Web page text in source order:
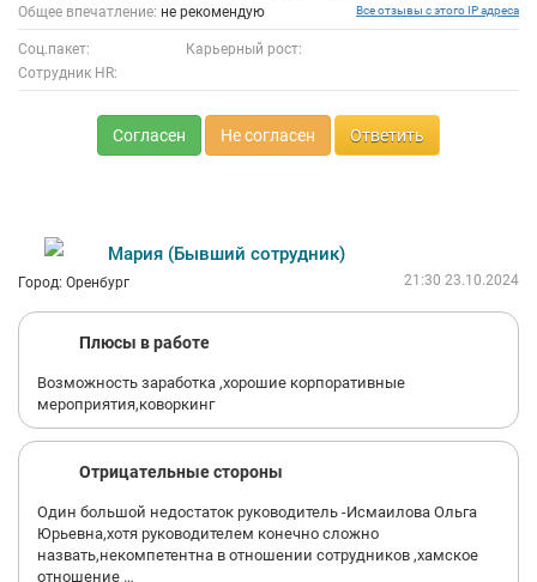
Общее впечатление: не рекомендую Все отзывы с этого IP адреса
Соц.пакет:
Карьерный рост:
Сотрудник HR:
Согласен Не согласен Ответить
Мария (Бывший сотрудник)
Город: Оренбург 21:30 23.10.2024
Плюсы в работе
Возможность заработка ,хорошие корпоративные
мероприятия,коворкинг
Отрицательные стороны
Один большой недостаток руководитель -Исмаилова Ольга
Юрьевна,хотя руководителем конечно сложно
назвать,некомпетентна в отношении сотрудников ,хамское
отношение …